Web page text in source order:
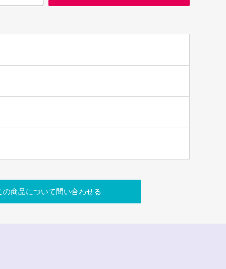
の商品について問い合わせる